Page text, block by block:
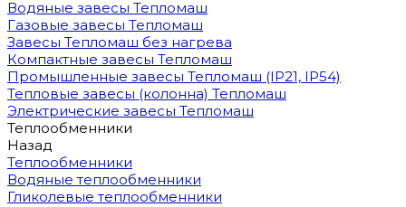
Водяные завесы Тепломаш
Газовые завесы Тепломаш
Завесы Тепломаш без нагрева
Компактные завесы Тепломаш
Промышленные завесы Тепломаш (IP21, IP54)
Тепловые завесы (колонна) Тепломаш
Электрические завесы Тепломаш
Теплообменники
Назад
Теплообменники
Водяные теплообменники
Гликолевые теплообменники